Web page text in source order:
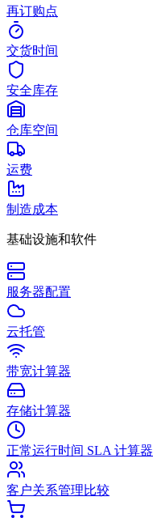
再订购点
交货时间
安全库存
仓库空间
运费
制造成本
基础设施和软件
服务器配置
云托管
带宽计算器
存储计算器
正常运行时间 SLA 计算器
客户关系管理比较